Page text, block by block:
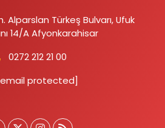
Alparslan Türkeş Bulvarı, Ufuk
14/A Afyonkarahisar
0272 212 21 00
protected]